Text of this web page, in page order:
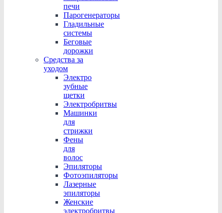
печи
Парогенераторы
Гладильные
системы
Беговые
дорожки
Средства за
уходом
Электро
зубные
щетки
Электробритвы
Машинки
для
стрижки
Фены
для
волос
Эпиляторы
Фотоэпиляторы
Лазерные
эпиляторы
Женские
электробритвы